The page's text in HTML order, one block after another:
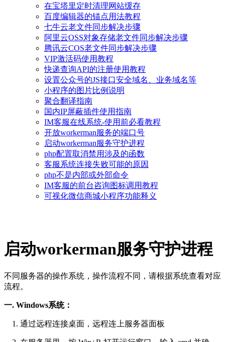
在宝塔里定时清理网站缓存
百度编辑器的锚点用法教程
七牛云老文件同步解决步骤
阿里云OSS对象存储老文件同步解决步骤
腾讯云COS老文件同步解决步骤
VIP激活码使用教程
快递查询API的注册使用教程
设置公众号的JS接口安全域名、业务域名等
小程序的图片比例说明
聚合翻译指南
国内IP屏蔽插件使用指南
IM客服在线系统-使用前必看教程
开放workerman服务的端口号
启动workerman服务守护进程
php配置取消禁用涉及的函数
客服系统连接失败可能的原因
php不是内部或外部命令
IM客服的前台咨询图标调用教程
可视化微信商城小程序功能释义
启动workerman服务守护进程
不同服务器的操作系统，操作流程不同，请根据系统查看对应
流程。
一. Windows系统：
1. 通过远程连接桌面，远程连上服务器面板